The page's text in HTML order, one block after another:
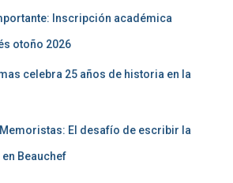
Inscripción académica
otoño 2026
celebra 25 años de historia en la
El desafío de escribir la
Beauchef